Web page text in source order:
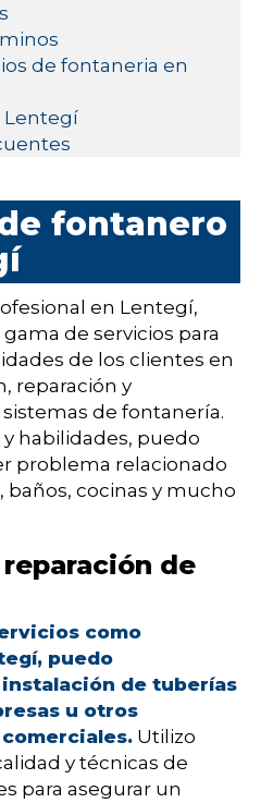
de fontaneria en
Lentegí
fontanero
en Lentegí,
de servicios para
de los clientes en
reparación y
de fontanería.
habilidades, puedo
problema relacionado
baños, cocinas y mucho
de
como
puedo
de tuberías
u otros
Utilizo
y técnicas de
para asegurar un